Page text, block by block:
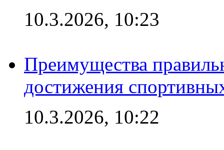
10.3.2026, 10:23
Преимущества
достижения
10.3.2026, 10:22